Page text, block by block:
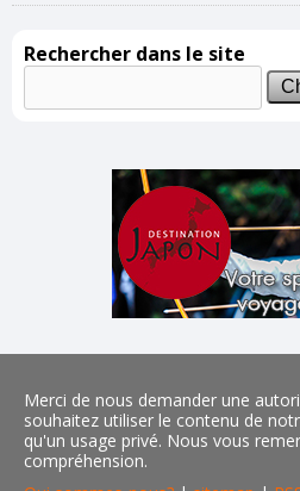
Rechercher dans le site
Merci de nous demander une
souhaitez utiliser le contenu de
qu'un usage privé. Nous vous
compréhension.